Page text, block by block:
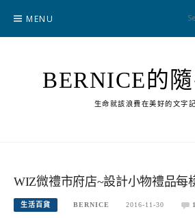
content
MENU
BERNICE的
生命就該浪費在美好的文字
WIZ微禮市府店~設計小物禮品每
生活百貨 BERNICE 2016-11-30 1